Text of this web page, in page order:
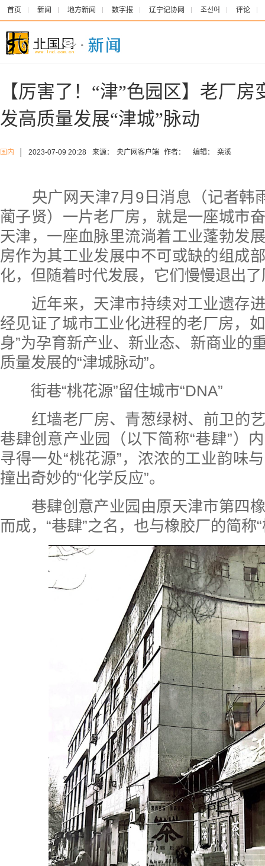
首页 新闻 地方新闻 数字报 辽宁记协网 조선어 评论
【厉害了！“津”色园区】老厂
发高质量发展“津城”脉动
国内 2023-07-09 20:28 来源： 央广网客户端 作者： 编辑： 栾溪
央广网天津7月9日消息（记者韩
蔺子贤）一片老厂房，就是一座城市
天津，一座血脉里流淌着工业蓬勃发
房作为其工业发展中不可或缺的组成
化，但随着时代发展，它们慢慢退出
近年来，天津市持续对工业遗存进
经见证了城市工业化进程的老厂房，
身”为孕育新产业、新业态、新商业的
质量发展的“津城脉动”。
街巷“桃花源”留住城市“DNA”
红墙老厂房、青葱绿树、前卫的
巷肆创意产业园（以下简称“巷肆”）
寻得一处“桃花源”，浓浓的工业韵味
撞出奇妙的“化学反应”。
巷肆创意产业园由原天津市第四橡
而成，“巷肆”之名，也与橡胶厂的简称